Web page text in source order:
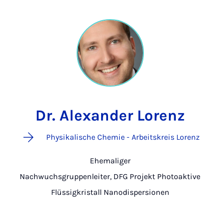
Dr. Alexander Lorenz
Physikalische Chemie - Arbeitskreis Lorenz
Ehemaliger
Nachwuchsgruppenleiter, DFG Projekt Photoaktive
Flüssigkristall Nanodispersionen